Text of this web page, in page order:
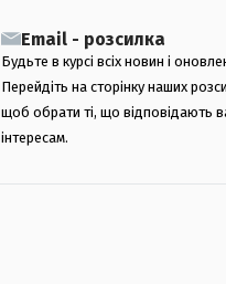
Email - розсилка
Будьте в курсі всіх новин і
Перейдіть на сторінку наших
щоб обрати ті, що відповідають
інтересам.